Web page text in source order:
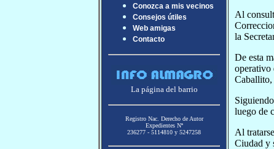
Conozca a mis vecinos
Consejos útiles
Web amigas
Contacto
La página del barrio
Registro Nac. Derecho de Autor
Expedientes Nª
236277 - 5114810 y 5247258
Al
la
De esta
operativo
Caballito,
luego de
Al
Ciudad y